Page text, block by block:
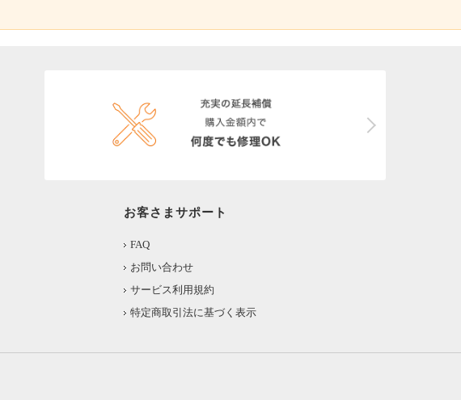
お客さまサポート
FAQ
お問い合わせ
サービス利用規約
特定商取引法に基づく表示